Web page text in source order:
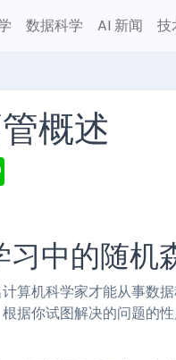
数据科学 AI 新闻 技
概述
中的随机
算机科学家才能从事数
据你试图解决的问题的